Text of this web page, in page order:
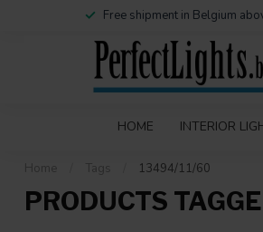
Free shipment in Belgium
HOME INTERIOR
Home Tags 13494/11/60
PRODUCTS